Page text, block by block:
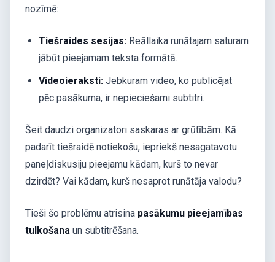
nozīmē:
Tiešraides sesijas: Reāllaika runātajam saturam
jābūt pieejamam teksta formātā.
Videoieraksti: Jebkuram video, ko publicējat
pēc pasākuma, ir nepieciešami subtitri.
Šeit daudzi organizatori saskaras ar grūtībām. Kā
padarīt tiešraidē notiekošu, iepriekš nesagatavotu
paneļdiskusiju pieejamu kādam, kurš to nevar
dzirdēt? Vai kādam, kurš nesaprot runātāja valodu?
Tieši šo problēmu atrisina pasākumu pieejamības
tulkošana un subtitrēšana.